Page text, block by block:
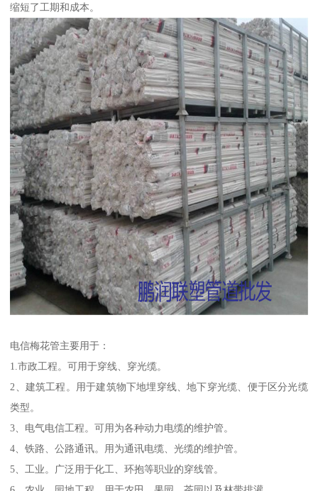
缩短了工期和成本。
电信梅花管主要用于：
1.市政工程。可用于穿线、穿光缆。
2、建筑工程。用于建筑物下地埋穿线、地下穿光缆、便于区分光缆
类型。
3、电气电信工程。可用为各种动力电缆的维护管。
4、铁路、公路通讯。用为通讯电缆、光缆的维护管。
5、工业。广泛用于化工、环抱等职业的穿线管。